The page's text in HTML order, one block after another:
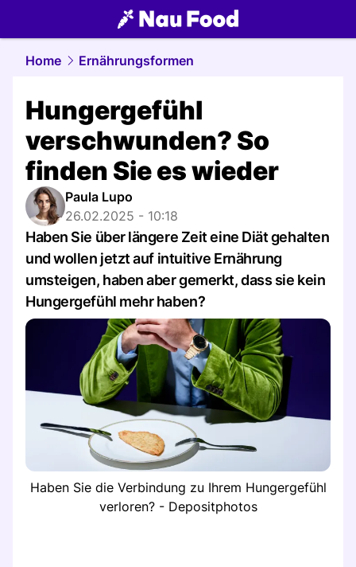
food.NAU.ch
Home Ernährungsformen
Hungergefühl
verschwunden? So
finden Sie es wieder
Paula Lupo
26.02.2025 - 10:18
Haben Sie über längere Zeit eine Diät gehalten
und wollen jetzt auf intuitive Ernährung
umsteigen, haben aber gemerkt, dass sie kein
Hungergefühl mehr haben?
Haben Sie die Verbindung zu Ihrem Hungergefühl
verloren? - Depositphotos